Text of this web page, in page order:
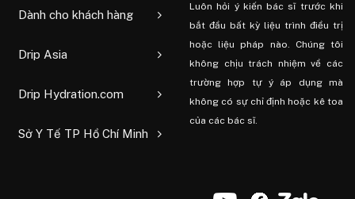
Dành cho khách hàng
Drip Asia
Drip Hydration.com
Sở Y Tế TP Hồ Chí Minh
Luôn hỏi ý kiến ​​bác sĩ trước khi
bắt đầu bất kỳ liệu trình điều trị
hoặc liệu pháp nào. Chúng tôi
không chịu trách nhiệm về các
trường hợp tự ý áp dụng mà
không có sự chỉ định hoặc kê toa
của các bác sĩ.